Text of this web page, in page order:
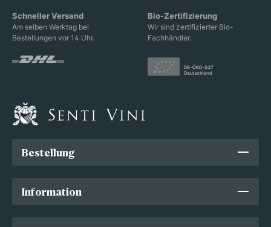
Schneller Versand
Am selben Werktag bei
Bestellungen vor 14 Uhr.
Bio-Zertifizierung
Wir sind zertifizierter Bio-
Fachhändler.
Bestellung
Information